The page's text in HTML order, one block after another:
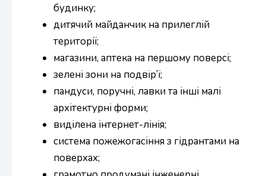
будинку;
дитячий майданчик на прилеглій
території;
магазини, аптека на першому поверсі;
зелені зони на подвір’ї;
пандуси, поручні, лавки та інші малі
архітектурні форми;
виділена інтернет-лінія;
система пожежогасіння з гідрантами на
поверхах;